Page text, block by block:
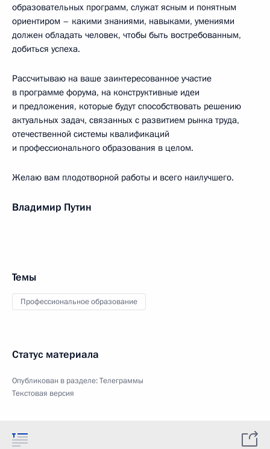
образовательных программ, служат ясным и понятным
ориентиром – какими знаниями, навыками, умениями
должен обладать человек, чтобы быть востребованным,
добиться успеха.
Рассчитываю на ваше заинтересованное участие
в программе форума, на конструктивные идеи
и предложения, которые будут способствовать решению
актуальных задач, связанных с развитием рынка труда,
отечественной системы квалификаций
и профессионального образования в целом.
Желаю вам плодотворной работы и всего наилучшего.
Владимир Путин
Темы
Профессиональное образование
Статус материала
Опубликован в разделе:Телеграммы
Текстовая версия